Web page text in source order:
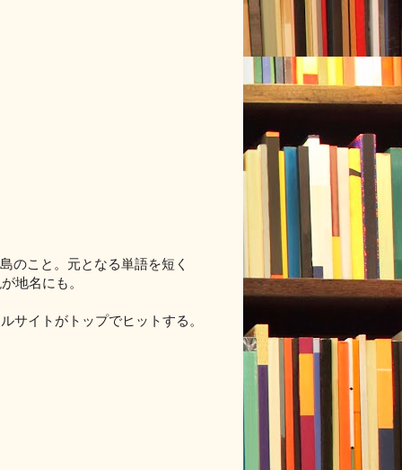
のこと。元となる単語を短く
地名にも。
サイトがトップでヒットする。